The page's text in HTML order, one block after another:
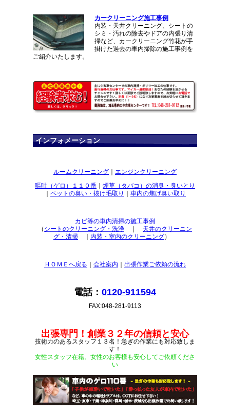
カークリーニング施工事例
内装・天井クリーニング、シートの
シミ・汚れの除去やドアの内張り清
掃など、カークリーニング竹花が手
掛けた過去の車内掃除の施工事例を
ご紹介いたします。
インフォメーション
ルームクリーニング ｜ エンジンクリーニング
嘔吐（ゲロ）１１０番 ｜ 煙草（タバコ）の消臭・臭いとり
｜ ペットの臭い・抜け毛取り ｜ 車内の焦げ臭い取り
カビ等の車内清掃の施工事例
（ シートのクリーニング・洗浄 ｜ 天井のクリーニン
グ・清掃 ｜ 内装・室内のクリーニング）
ＨＯＭＥへ戻る ｜ 会社案内 ｜ 出張作業ご依頼の流れ
電話： 0120-911594
FAX:048-281-9113
出張専門！創業３２年の信頼と安心
技術力のあるスタッフ１３名！急ぎの作業にも対応致しま
す！
女性スタッフ在籍。女性のお客様も安心してご依頼くださ
い